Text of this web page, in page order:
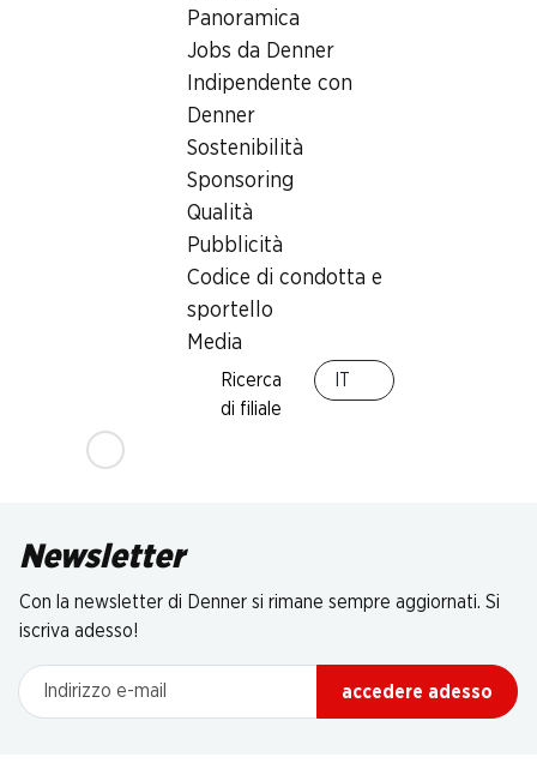
Panoramica
Jobs da Denner
Indipendente con
Denner
Sostenibilità
Sponsoring
Qualità
Pubblicità
Codice di condotta e
sportello
Media
Ricerca
di filiale
Newsletter
Con la newsletter di Denner si rimane sempre aggiornati. Si
iscriva adesso!
Indirizzo e-mail
accedere adesso